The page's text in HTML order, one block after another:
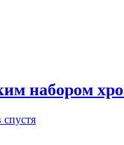
набором
спустя